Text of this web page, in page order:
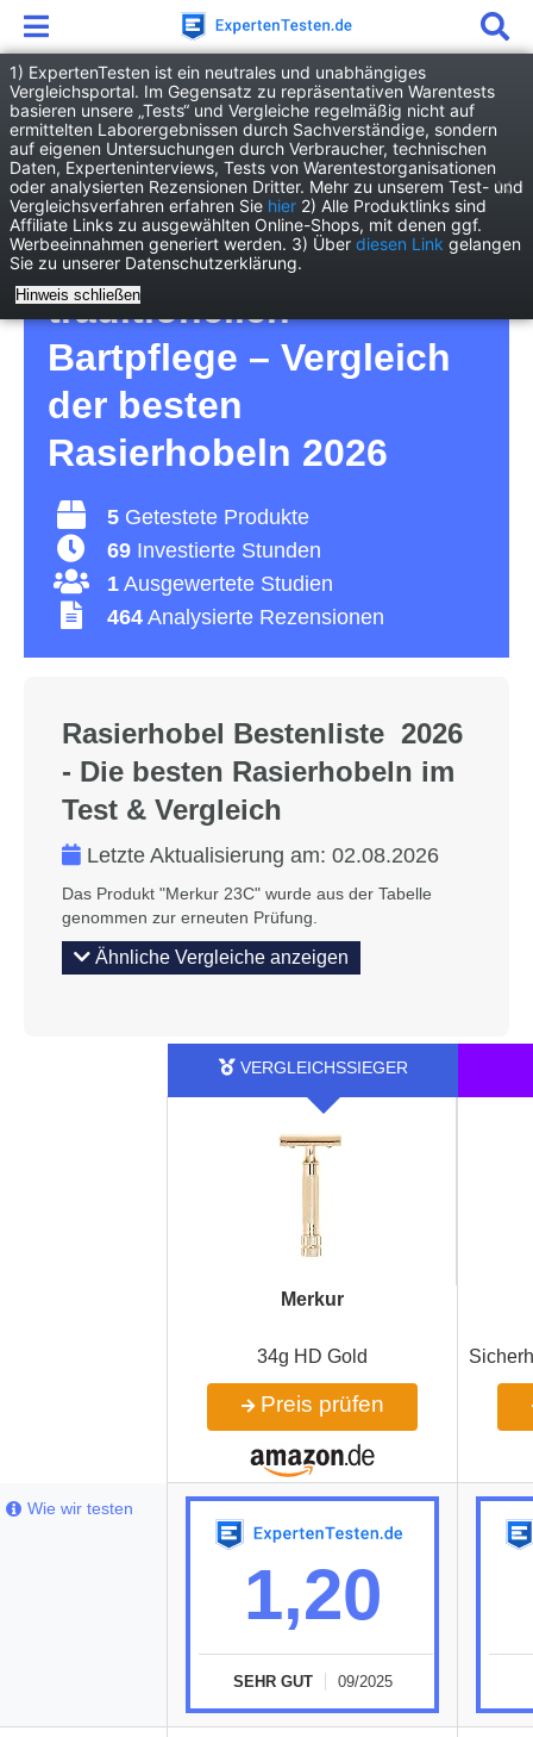
Drogerie
Kosmetik & Hygiene
Rasierhobel
Rasierhobel Test – für
Liebhaber der
traditionellen
Bartpflege – Vergleich
der besten
Rasierhobeln 2026
5 Getestete Produkte
69 Investierte Stunden
1 Ausgewertete Studien
464 Analysierte Rezensionen
Rasierhobel Bestenliste 2026
- Die besten Rasierhobeln im
Test & Vergleich
Letzte Aktualisierung am: 02.08.2026
Das Produkt "Merkur 23C" wurde aus der Tabelle
genommen zur erneuten Prüfung.
Ähnliche Vergleiche anzeigen
Merkur
34g HD Gold
Preis prüfen
1,20
SEHR GUT 09/2025
Wie wir testen
1) ExpertenTesten ist ein neutrales und unabhängiges
Vergleichsportal. Im Gegensatz zu repräsentativen Warentests
basieren unsere „Tests“ und Vergleiche regelmäßig nicht auf
ermittelten Laborergebnissen durch Sachverständige, sondern
auf eigenen Untersuchungen durch Verbraucher, technischen
Daten, Experteninterviews, Tests von Warentestorganisationen
oder analysierten Rezensionen Dritter. Mehr zu unserem Test- und
Vergleichsverfahren erfahren Sie hier 2) Alle Produktlinks sind
Affiliate Links zu ausgewählten Online-Shops, mit denen ggf.
Werbeeinnahmen generiert werden. 3) Über diesen Link gelangen
Sie zu unserer Datenschutzerklärung.
Hinweis schließen